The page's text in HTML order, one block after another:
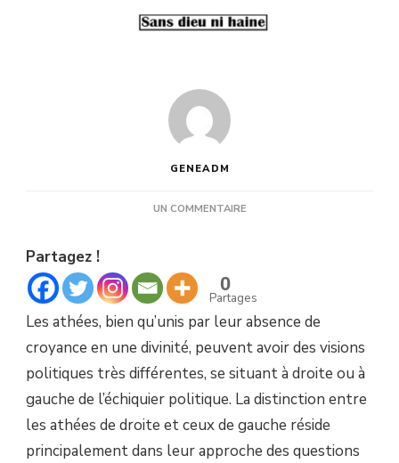
GENEADM
UN COMMENTAIRESUR
DROITE
ATHÉE
DE
Partagez !
0
Partages
Les athées, bien qu’unis par leur absence de
croyance en une divinité, peuvent avoir des visions
politiques très différentes, se situant à droite ou à
gauche de l’échiquier politique. La distinction entre
les athées de droite et ceux de gauche réside
principalement dans leur approche des questions